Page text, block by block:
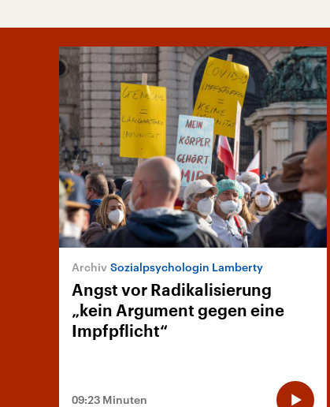
Sozialpsychologin Lamberty
Angst vor Radikalisierung
„kein Argument gegen eine
Impfpflicht“
09:23 Minuten